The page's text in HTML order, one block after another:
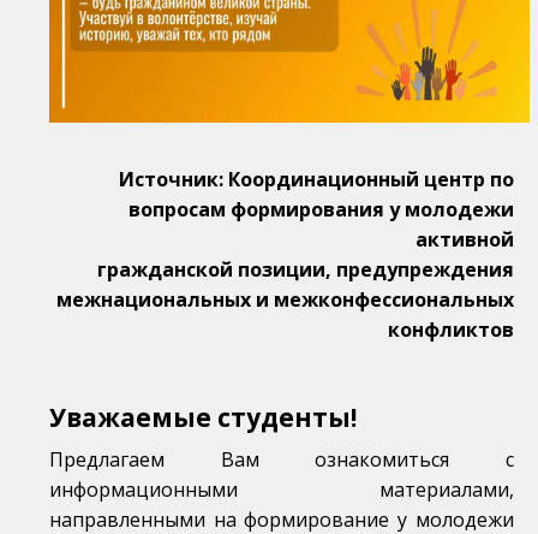
Источник: Координационный центр по
вопросам формирования у молодежи
активной
гражданской позиции, предупреждения
межнациональных и межконфессиональных
конфликтов
Уважаемые студенты!
Предлагаем Вам ознакомиться с
информационными материалами,
направленными на формирование у молодежи